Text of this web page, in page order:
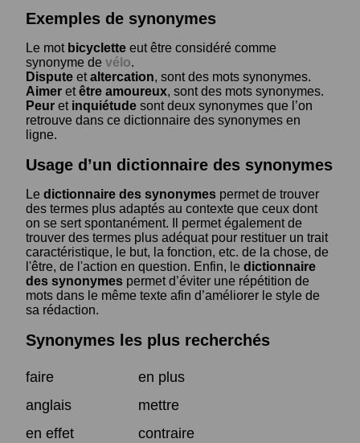
Exemples de synonymes
Le mot bicyclette eut être considéré comme
synonyme de vélo.
Dispute etaltercation, sont des mots synonymes.
Aimer etêtre amoureux, sont des mots synonymes.
Peur et inquiétude sont deux synonymes que l’on
retrouve dans ce dictionnaire des synonymes en
ligne.
Usage d’un dictionnaire des synonymes
Le dictionnaire des synonymes permet de trouver
des termes plus adaptés au contexte que ceux dont
on se sert spontanément. Il permet également de
trouver des termes plus adéquat pour restituer un trait
caractéristique, le but, la fonction, etc. de la chose, de
l'être, de l'action en question. Enfin, le dictionnaire
des synonymes permet d’éviter une répétition de
mots dans le même texte afin d’améliorer le style de
sa rédaction.
Synonymes les plus recherchés
faire
en plus
anglais
mettre
en effet
contraire